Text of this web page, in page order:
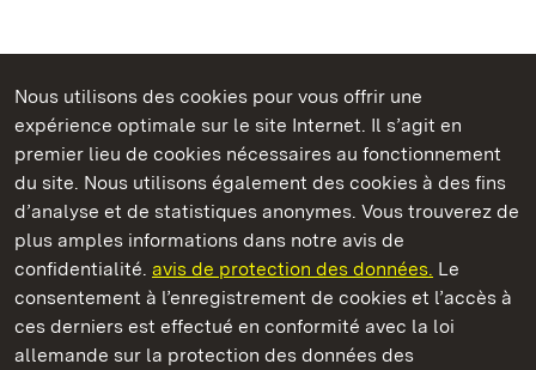
Nous utilisons des cookies pour vous offrir une
expérience optimale sur le site Internet. Il s’agit en
premier lieu de cookies nécessaires au fonctionnement
du site. Nous utilisons également des cookies à des fins
d’analyse et de statistiques anonymes. Vous trouverez de
plus amples informations dans notre avis de
confidentialité. avis de protection des données. Le
consentement à l’enregistrement de cookies et l’accès à
ces derniers est effectué en conformité avec la loi
allemande sur la protection des données des
Châteaux et jardins publics du Bade-Wurtemberg
Staatliche Schlösser und Gärten Baden‑Württemberg
Châteaux et jardins publics du Bade-Wurtemberg
ContactFAQ et réponsesMentions légales